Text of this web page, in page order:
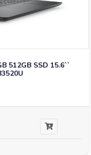
512GB SSD 15.6``